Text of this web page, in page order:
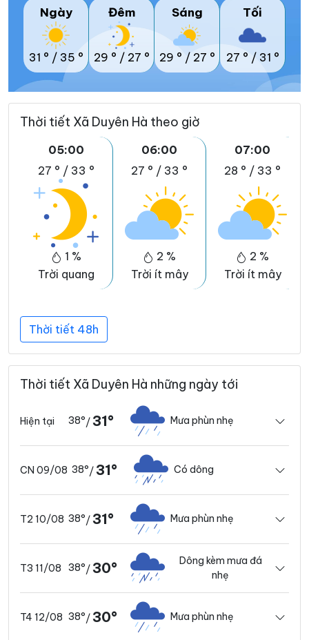
Ngày
31 ° / 35 °
Đêm
29 ° / 27 °
Sáng
29 ° / 27 °
Tối
27 ° / 31 °
Thời tiết Xã Duyên Hà theo giờ
05:00
27 ° / 33 °
1 %
Trời quang
06:00
27 ° / 33 °
2 %
Trời ít mây
07:00
28 ° / 33 °
2 %
Trời ít mây
Thời tiết 48h
Thời tiết Xã Duyên Hà những ngày tới
Hiện tại 38°/31° Mưa phùn nhẹ
CN 09/08 38°/31° Có dông
T2 10/08 38°/31° Mưa phùn nhẹ
T3 11/08 38°/30°
Dông kèm mưa đá
nhẹ
T4 12/08 38°/30° Mưa phùn nhẹ